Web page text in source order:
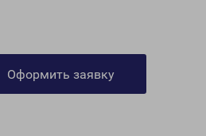
Оформить заявку